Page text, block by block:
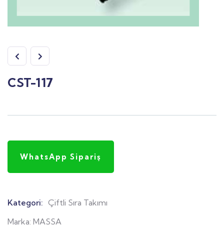
CST-117
WhatsApp Sipariş
Kategori: Çiftli Sıra Takımı
Marka: MASSA